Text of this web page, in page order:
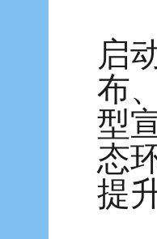
启
布
型
态
提